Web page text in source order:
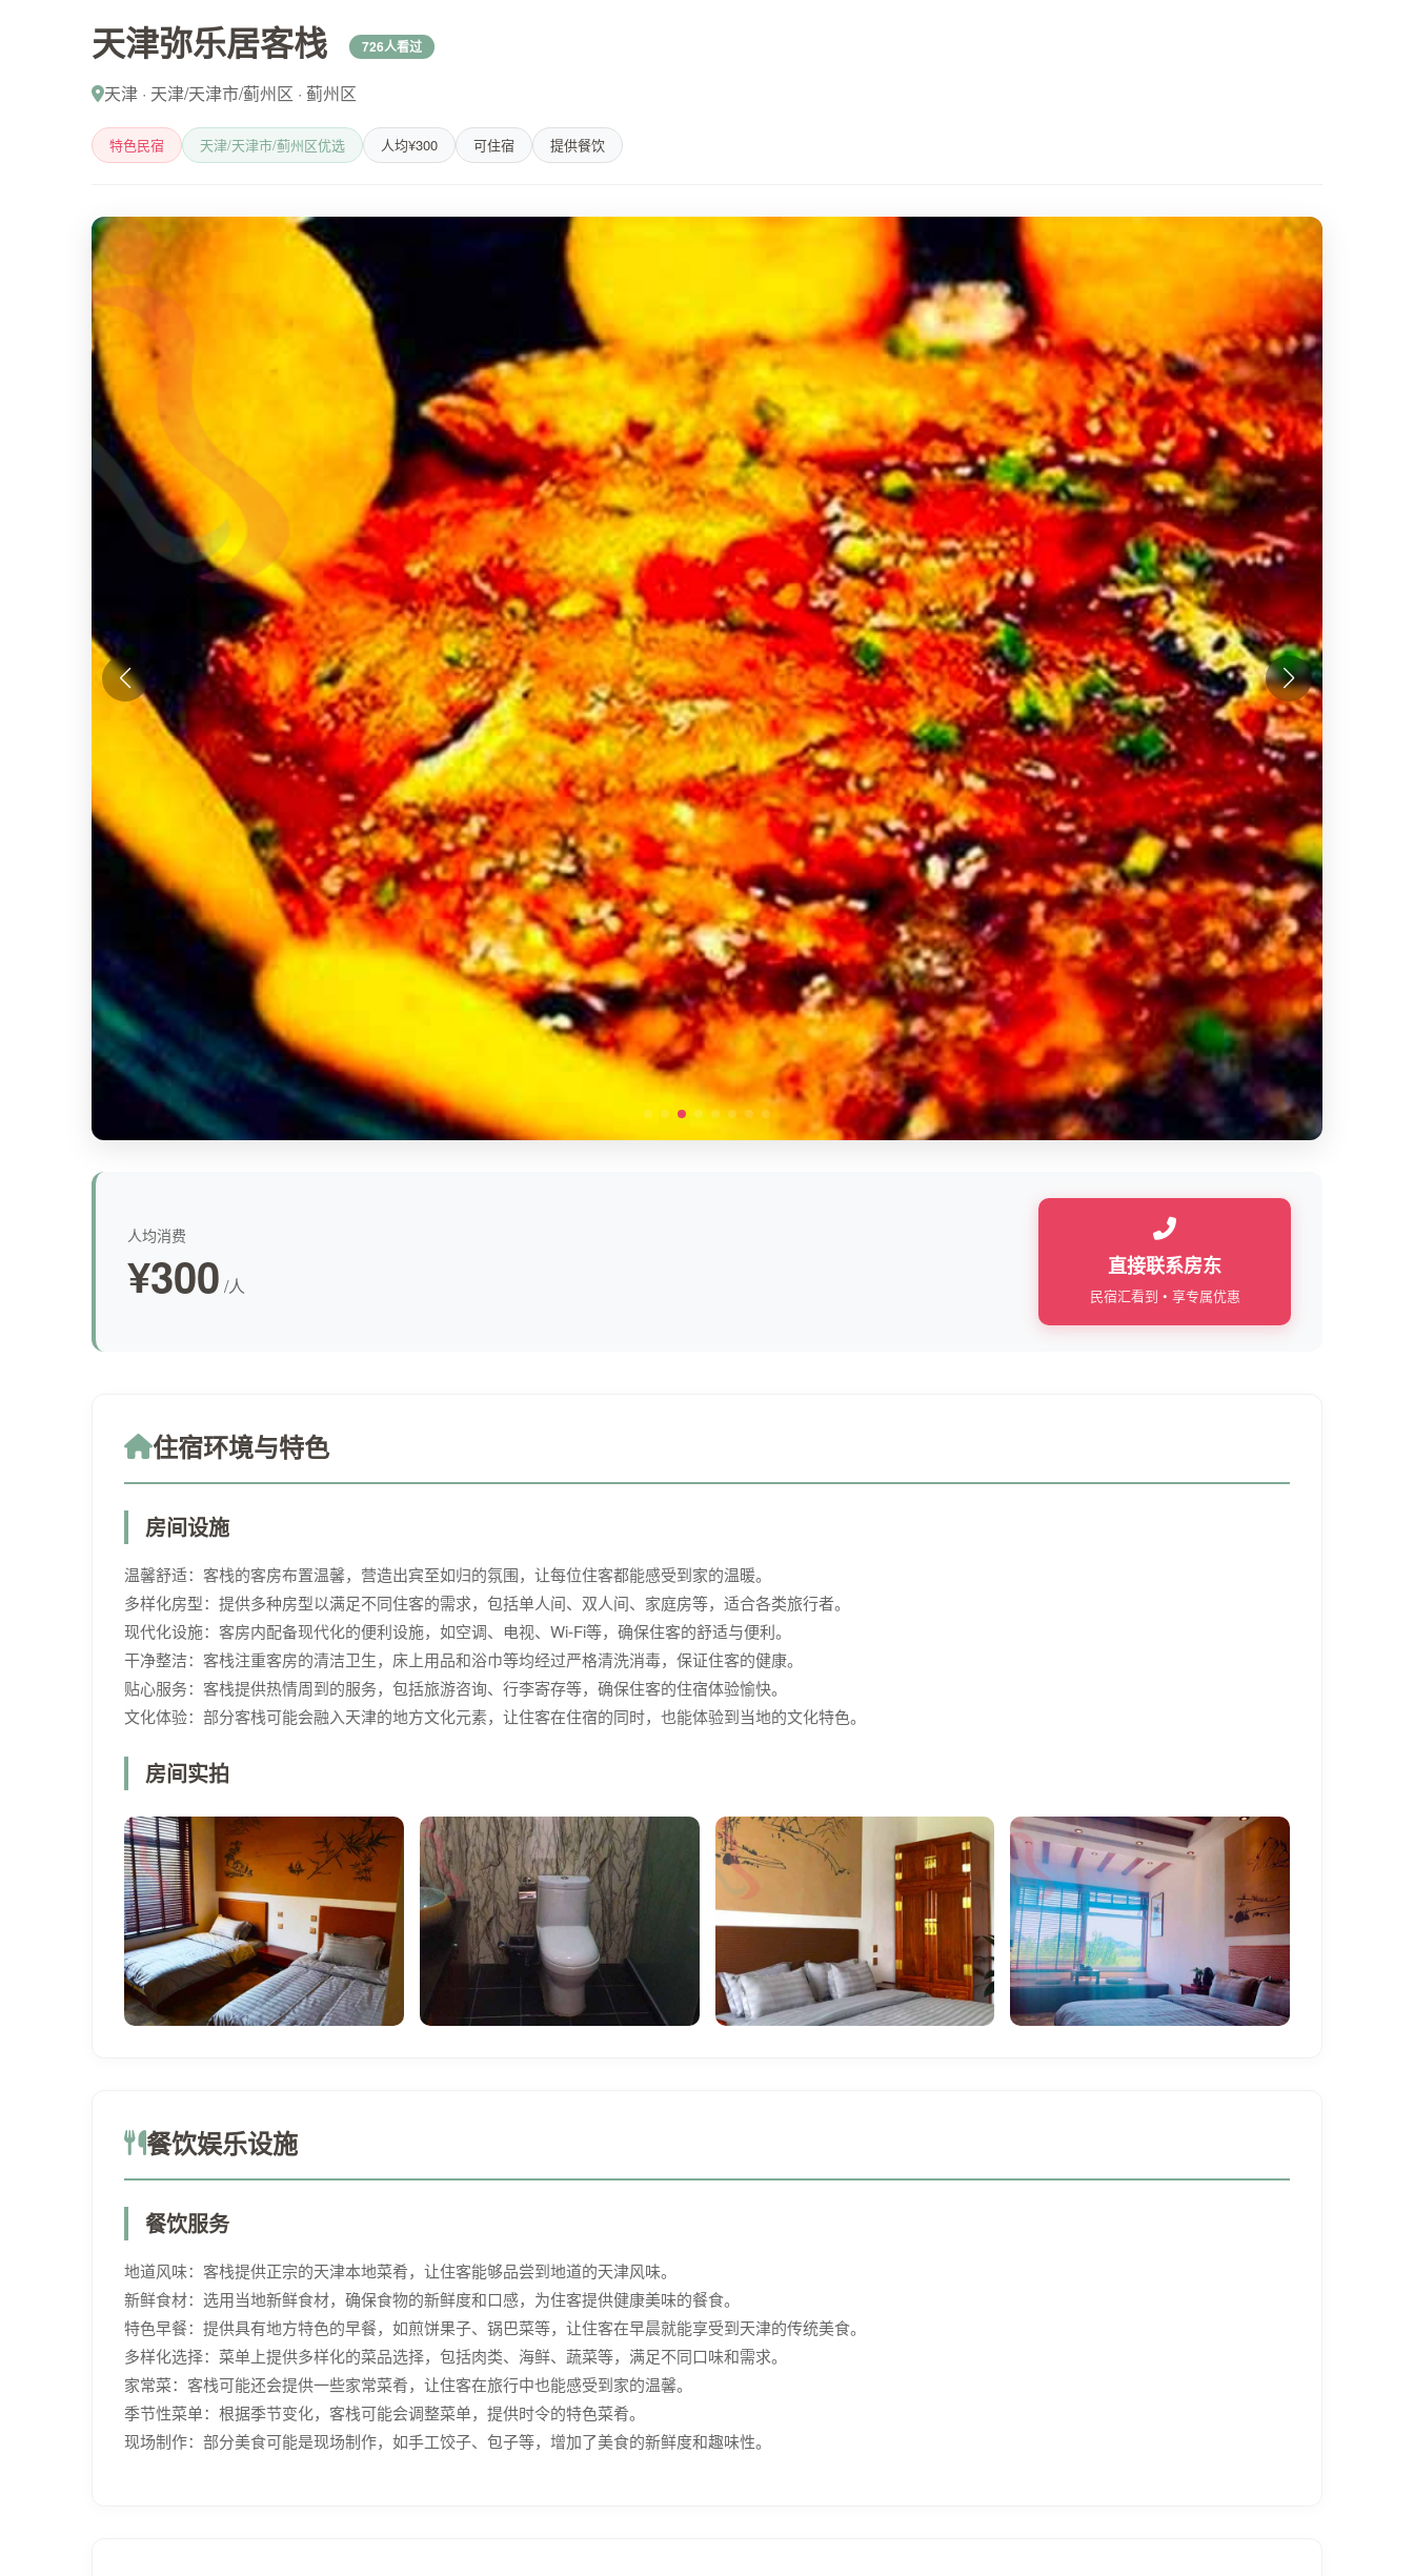
天津弥乐居客栈 726人看过
天津 · 天津/天津市/蓟州区 · 蓟州区
特色民宿 天津/天津市/蓟州区优选 人均¥300 可住宿 提供餐饮
人均消费
¥300 /人
直接联系房东
民宿汇看到 • 享专属优惠
住宿环境与特色
房间设施
温馨舒适：客栈的客房布置温馨，营造出宾至如归的氛围，让每位住客都能感受到家的温暖。
多样化房型：提供多种房型以满足不同住客的需求，包括单人间、双人间、家庭房等，适合各类旅行者。
现代化设施：客房内配备现代化的便利设施，如空调、电视、Wi-Fi等，确保住客的舒适与便利。
干净整洁：客栈注重客房的清洁卫生，床上用品和浴巾等均经过严格清洗消毒，保证住客的健康。
贴心服务：客栈提供热情周到的服务，包括旅游咨询、行李寄存等，确保住客的住宿体验愉快。
文化体验：部分客栈可能会融入天津的地方文化元素，让住客在住宿的同时，也能体验到当地的文化特色。
房间实拍
餐饮娱乐设施
餐饮服务
地道风味：客栈提供正宗的天津本地菜肴，让住客能够品尝到地道的天津风味。
新鲜食材：选用当地新鲜食材，确保食物的新鲜度和口感，为住客提供健康美味的餐食。
特色早餐：提供具有地方特色的早餐，如煎饼果子、锅巴菜等，让住客在早晨就能享受到天津的传统美食。
多样化选择：菜单上提供多样化的菜品选择，包括肉类、海鲜、蔬菜等，满足不同口味和需求。
家常菜：客栈可能还会提供一些家常菜肴，让住客在旅行中也能感受到家的温馨。
季节性菜单：根据季节变化，客栈可能会调整菜单，提供时令的特色菜肴。
现场制作：部分美食可能是现场制作，如手工饺子、包子等，增加了美食的新鲜度和趣味性。